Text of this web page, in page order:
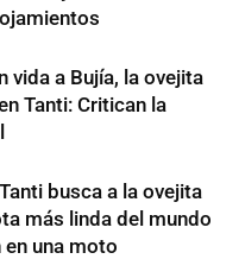
vida a Bujía, la ovejita
Tanti: Critican la
busca a la ovejita
más linda del mundo
en una moto